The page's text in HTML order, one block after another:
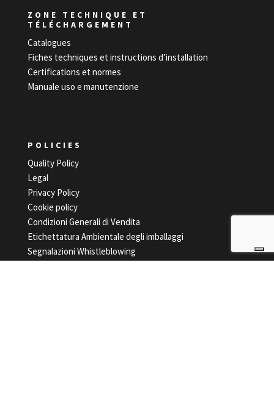
ZONE TECHNIQUE ET
TÉLÉCHARGEMENT
Catalogues
Fiches techniques et instructions d’installation
Certifications et normes
Manuale uso e manutenzione
POLICIES
Quality Policy
Legal
Privacy Policy
Cookie policy
Condizioni Generali di Vendita
Etichettatura Ambientale degli imballaggi
Segnalazioni Whistleblowing